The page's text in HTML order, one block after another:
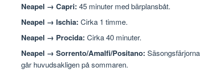
Neapel → Capri: 45 minuter med bärplansbåt.
Neapel → Ischia: Cirka 1 timme.
Neapel → Procida: Cirka 40 minuter.
Neapel → Sorrento/Amalfi/Positano: Säsongsfärjorna
går huvudsakligen på sommaren.